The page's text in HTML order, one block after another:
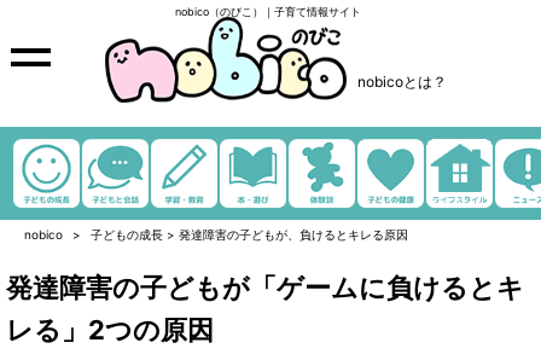
nobico（のびこ）｜子育て情報サイト
nobicoとは？
nobico 子どもの成長 > 発達障害の子どもが、負けるとキレる原因
発達障害の子どもが「ゲームに負けるとキ
レる」2つの原因